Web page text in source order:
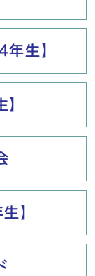
生】
】